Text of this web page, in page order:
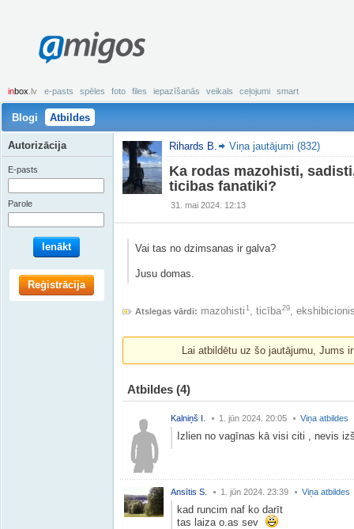
amigos
inbox .lv e-pasts spēles foto files iepazīšanās veikals ceļojumi smart
Blogi Atbildes
Rihards B. Viņa jautājumi (832)
Ka rodas mazohisti,
ticibas fanatiki?
31. mai 2024. 12:13
Vai tas no dzimsanas ir galva?
Jusu domas.
Atslegas vārdi: mazohisti 1, ticība29,
Lai atbildētu uz šo jautājumu, Jums
Atbildes (4)
Kalniņš I. 1. jūn 2024. 20:05 Viņa atbildes
Izlien no vagīnas kā visi citi , nevis
Ansītis S. 1. jūn 2024. 23:39 Viņa atbildes
kad runcim naf ko darīt
tas laiza o.as sev
Autorizācija
E-pasts
Parole
Ienākt
Reģistrācija